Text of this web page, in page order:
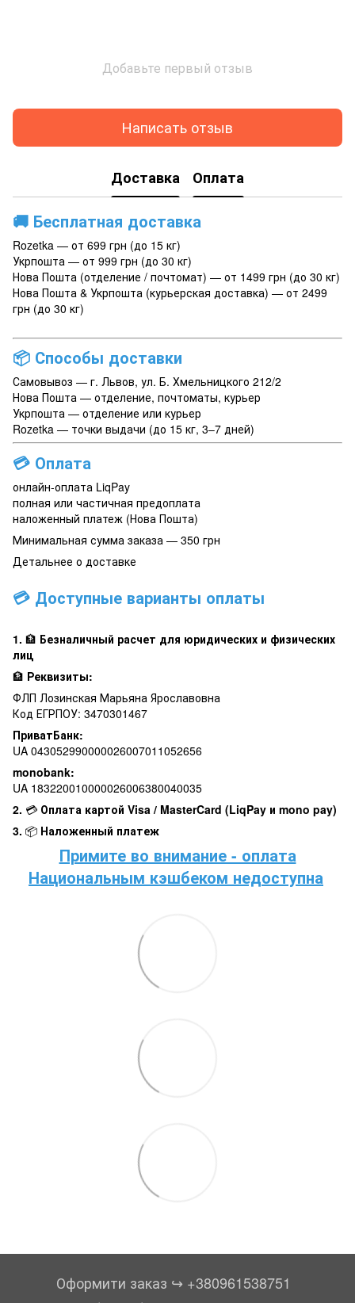
Добавьте первый отзыв
Написать отзыв
Доставка Оплата
🚚 Бесплатная доставка
Rozetka — от 699 грн (до 15 кг)
Укрпошта — от 999 грн (до 30 кг)
Нова Пошта (отделение / почтомат) — от 1499 грн (до 30 кг)
Нова Пошта & Укрпошта (курьерская доставка) — от 2499
грн (до 30 кг)
📦 Способы доставки
Самовывоз — г. Львов, ул. Б. Хмельницкого 212/2
Нова Пошта — отделение, почтоматы, курьер
Укрпошта — отделение или курьер
Rozetka — точки выдачи (до 15 кг, 3–7 дней)
💳 Оплата
онлайн-оплата LiqPay
полная или частичная предоплата
наложенный платеж (Нова Пошта)
Минимальная сумма заказа — 350 грн
Детальнее о доставке
💳 Доступные варианты оплаты
1. 🏦 Безналичный расчет для юридических и физических
лиц
🏦 Реквизиты:
ФЛП Лозинская Марьяна Ярославовна
Код ЕГРПОУ: 3470301467
ПриватБанк:
UA 043052990000026007011052656
monobank:
UA 183220010000026006380040035
2. 💳 Оплата картой Visa / MasterCard (LiqPay и mono pay)
3. 📦 Наложенный платеж
Примите во внимание - оплата
Национальным кэшбеком недоступна
Оформити заказ ↪︎ +380961538751